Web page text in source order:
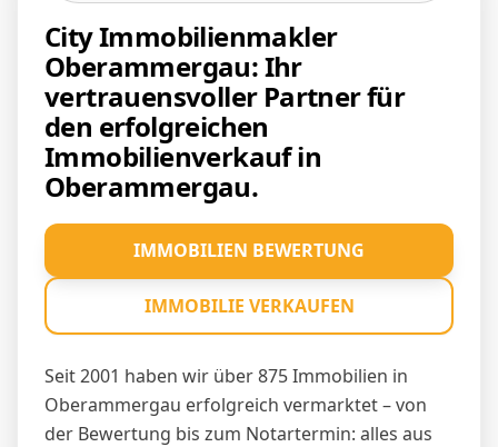
City Immobilienmakler
Oberammergau: Ihr
vertrauensvoller Partner für
den erfolgreichen
Immobilienverkauf in
Oberammergau.
Seit 2001 haben wir über 875 Immobilien in
Oberammergau erfolgreich vermarktet – von
der Bewertung bis zum Notartermin: alles aus
IMMOBILIEN BEWERTUNG
IMMOBILIE VERKAUFEN